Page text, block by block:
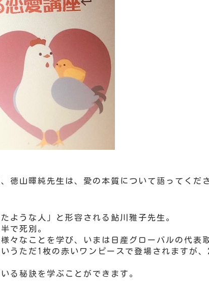
徳山暉純先生は、愛の本質について語ってくだ
ような人」と形容される鮎川雅子先生。
で死別。
々なことを学び、いまは日産グローバルの代表
うただ1枚の赤いワンピースで登場されますが
る秘訣を学ぶことができます。